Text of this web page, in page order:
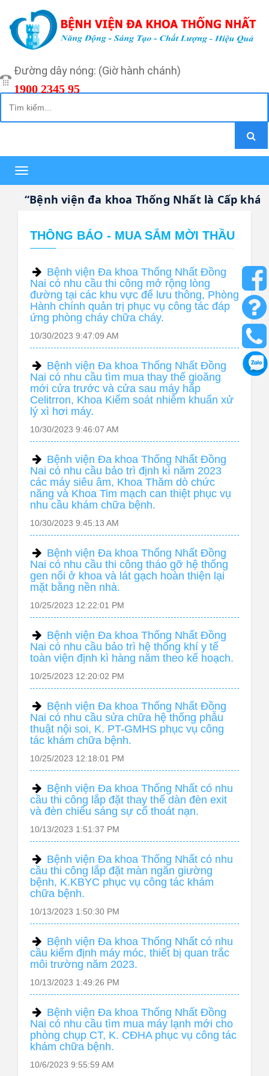
Đường dây nóng: (Giờ hành chánh)
1900 2345 95
Toggle
navigation
“Bệnh viện đa khoa Thống Nhất là Cấp khám
THÔNG BÁO - MUA SẮM MỜI THẦU
Bệnh viện Đa khoa Thống Nhất Đồng
Nai có nhu cầu thi công mở rộng lòng
đường tại các khu vực để lưu thông, Phòng
Hành chính quản trị phục vụ công tác đáp
ứng phòng cháy chữa cháy.
10/30/2023 9:47:09 AM
Bệnh viện Đa khoa Thống Nhất Đồng
Nai có nhu cầu tìm mua thay thế gioăng
mới cửa trước và cửa sau máy hấp
Celitrron, Khoa Kiểm soát nhiễm khuẩn xử
lý xì hơi máy.
10/30/2023 9:46:07 AM
Bệnh viện Đa khoa Thống Nhất Đồng
Nai có nhu cầu bảo trì định kì năm 2023
các máy siêu âm, Khoa Thăm dò chức
năng và Khoa Tim mạch can thiệt phục vụ
nhu cầu khám chữa bệnh.
10/30/2023 9:45:13 AM
Bệnh viện Đa khoa Thống Nhất Đồng
Nai có nhu cầu thi công tháo gỡ hệ thống
gen nổi ở khoa và lát gạch hoàn thiện lại
mặt bằng nền nhà.
10/25/2023 12:22:01 PM
Bệnh viện Đa khoa Thống Nhất Đồng
Nai có nhu cầu bảo trì hệ thống khí y tế
toàn viện định kì hàng năm theo kế hoạch.
10/25/2023 12:20:02 PM
Bệnh viện Đa khoa Thống Nhất Đồng
Nai có nhu cầu sửa chữa hệ thống phẫu
thuật nội soi, K. PT-GMHS phục vụ công
tác khám chữa bệnh.
10/25/2023 12:18:01 PM
Bệnh viện Đa khoa Thống Nhất có nhu
cầu thi công lắp đặt thay thế dàn đèn exit
và đèn chiếu sáng sự cố thoát nạn.
10/13/2023 1:51:37 PM
Bệnh viện Đa khoa Thống Nhất có nhu
cầu thi công lắp đặt màn ngăn giường
bệnh, K.KBYC phục vụ công tác khám
chữa bệnh.
10/13/2023 1:50:30 PM
Bệnh viện Đa khoa Thống Nhất có nhu
cầu kiểm định máy móc, thiết bị quan trắc
môi trường năm 2023.
10/13/2023 1:49:26 PM
Bệnh viện Đa khoa Thống Nhất Đồng
Nai có nhu cầu tìm mua máy lạnh mới cho
phòng chụp CT, K. CĐHA phục vụ công tác
khám chữa bệnh.
10/6/2023 9:55:59 AM